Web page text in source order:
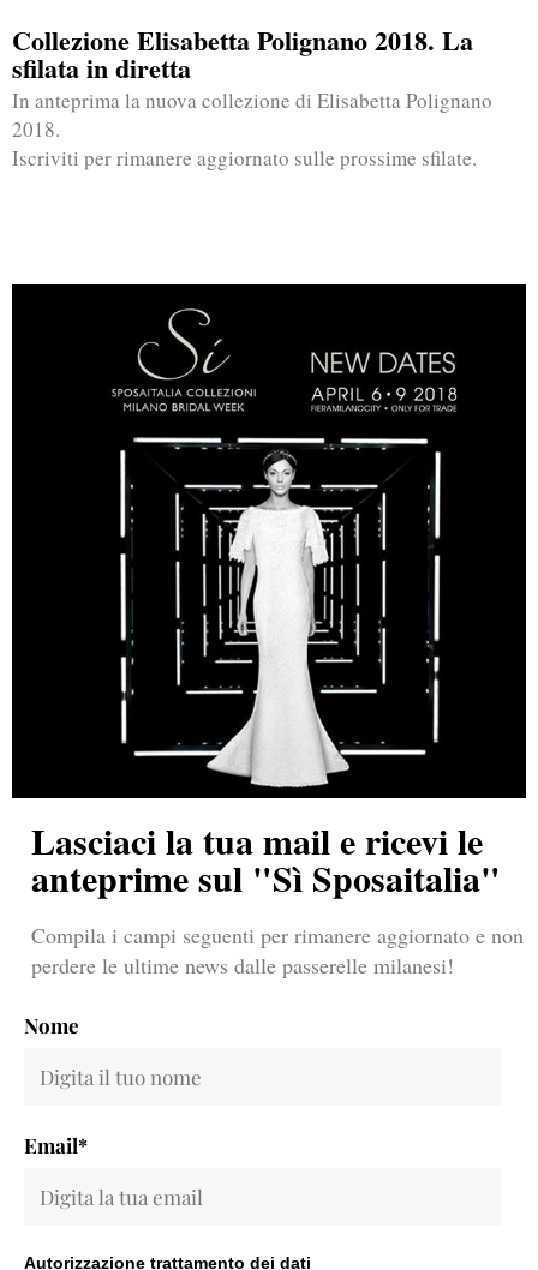
Collezione Elisabetta Polignano 2018. La
sfilata in diretta
In anteprima la nuova collezione di Elisabetta Polignano
2018.
Iscriviti per rimanere aggiornato sulle prossime sfilate.
Lasciaci la tua mail e ricevi le
anteprime sul "Sì Sposaitalia"
Compila i campi seguenti per rimanere aggiornato e non
perdere le ultime news dalle passerelle milanesi!
Nome
Email*
Autorizzazione trattamento dei dati